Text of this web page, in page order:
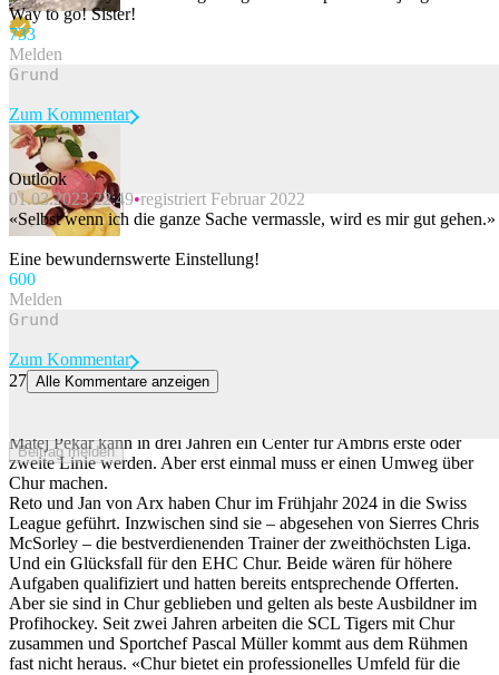
Way to go! Sister!
733
Melden
Beitrag melden
Zum Kommentar
Outlook
01.03.2023 22:49 registriert Februar 2022
«Selbst wenn ich die ganze Sache vermassle, wird es mir gut gehen.»
Eine bewundernswerte Einstellung!
600
Melden
Beitrag melden
Zum Kommentar
27 Alle Kommentare anzeigen
Matej Pekar kann in drei Jahren ein Center für Ambris erste oder
zweite Linie werden. Aber erst einmal muss er einen Umweg über
Chur machen.
Reto und Jan von Arx haben Chur im Frühjahr 2024 in die Swiss
League geführt. Inzwischen sind sie – abgesehen von Sierres Chris
McSorley – die bestverdienenden Trainer der zweithöchsten Liga.
Und ein Glücksfall für den EHC Chur. Beide wären für höhere
Aufgaben qualifiziert und hatten bereits entsprechende Offerten.
Aber sie sind in Chur geblieben und gelten als beste Ausbildner im
Profihockey. Seit zwei Jahren arbeiten die SCL Tigers mit Chur
zusammen und Sportchef Pascal Müller kommt aus dem Rühmen
fast nicht heraus. «Chur bietet ein professionelles Umfeld für die